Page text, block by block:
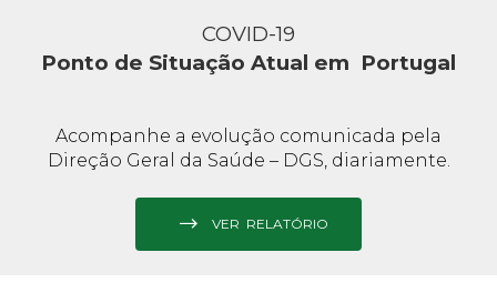
COVID-19
Ponto de Situação Atual em Portugal
Acompanhe a evolução comunicada pela
Direção Geral da Saúde – DGS, diariamente.
VER RELATÓRIO